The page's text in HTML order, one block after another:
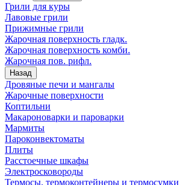
Грили для куры
Лавовые грили
Прижимные грили
Жарочная поверхность гладк.
Жарочная поверхность комби.
Жарочная пов. рифл.
Назад
Дровяные печи и мангалы
Жарочные поверхности
Коптильни
Макароноварки и пароварки
Мармиты
Пароконвектоматы
Плиты
Расстоечные шкафы
Электросковороды
Термосы, термоконтейнеры и термосумки